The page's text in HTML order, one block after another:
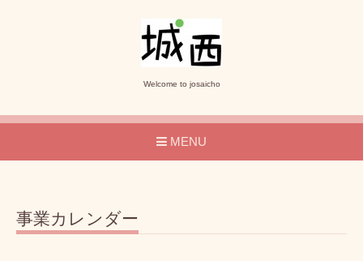
Welcome to josaicho
MENU
事業カレンダー